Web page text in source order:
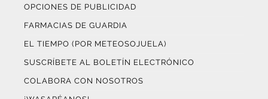
OPCIONES DE PUBLICIDAD
FARMACIAS DE GUARDIA
EL TIEMPO (POR METEOSOJUELA)
SUSCRÍBETE AL BOLETÍN ELECTRÓNICO
COLABORA CON NOSOTROS